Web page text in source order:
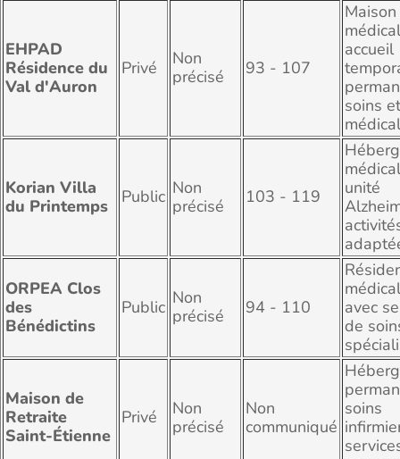
EHPAD
Résidence du
Val d'Auron
Privé
Non
précisé
93 - 107
Maison
accueil
soins
Korian Villa
du Printemps
Public Non
précisé
103 - 119
unité
ORPEA Clos
des
Bénédictins
Public Non
précisé
94 - 110
avec
de
Maison de
Retraite
Saint-Étienne
Privé
Non
précisé
Non
communiqué
soins